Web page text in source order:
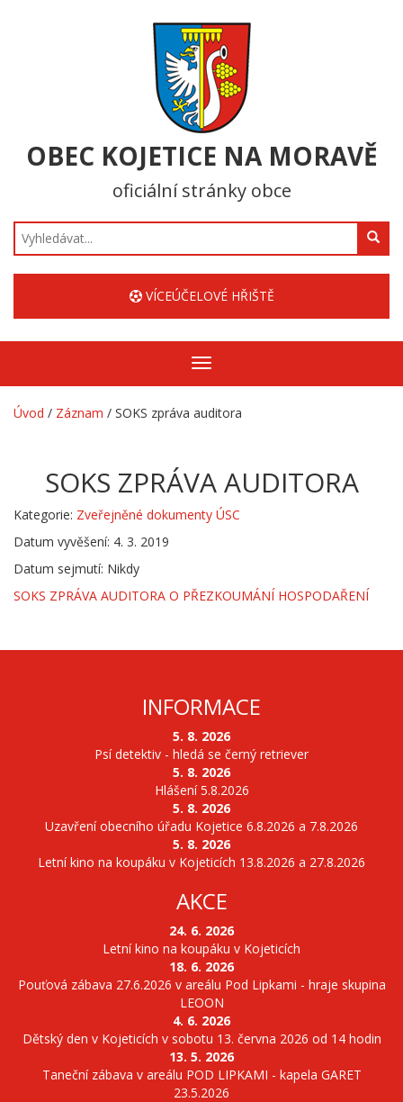
OBEC KOJETICE NA MORAVĚ
oficiální stránky obce
Hledat
VÍCEÚČELOVÉ HŘIŠTĚ
Zobrazit/skrýt
navigaci
Úvod / Záznam / SOKS zpráva auditora
SOKS ZPRÁVA AUDITORA
Kategorie: Zveřejněné dokumenty ÚSC
Datum vyvěšení: 4. 3. 2019
Datum sejmutí: Nikdy
SOKS ZPRÁVA AUDITORA O PŘEZKOUMÁNÍ HOSPODAŘENÍ
INFORMACE
5. 8. 2026
Psí detektiv - hledá se černý retriever
5. 8. 2026
Hlášení 5.8.2026
5. 8. 2026
Uzavření obecního úřadu Kojetice 6.8.2026 a 7.8.2026
5. 8. 2026
Letní kino na koupáku v Kojeticích 13.8.2026 a 27.8.2026
AKCE
24. 6. 2026
Letní kino na koupáku v Kojeticích
18. 6. 2026
Pouťová zábava 27.6.2026 v areálu Pod Lipkami - hraje skupina
LEOON
4. 6. 2026
Dětský den v Kojeticích v sobotu 13. června 2026 od 14 hodin
13. 5. 2026
Taneční zábava v areálu POD LIPKAMI - kapela GARET
23.5.2026